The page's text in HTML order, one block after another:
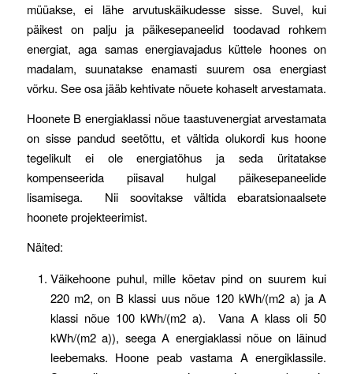
müüakse, ei lähe arvutuskäikudesse sisse. Suvel, kui
päikest on palju ja päikesepaneelid toodavad rohkem
energiat, aga samas energiavajadus küttele hoones on
madalam, suunatakse enamasti suurem osa energiast
võrku. See osa jääb kehtivate nõuete kohaselt arvestamata.
Hoonete B energiaklassi nõue taastuvenergiat arvestamata
on sisse pandud seetõttu, et vältida olukordi kus hoone
tegelikult ei ole energiatõhus ja seda üritatakse
kompenseerida piisaval hulgal päikesepaneelide
lisamisega. Nii soovitakse vältida ebaratsionaalsete
hoonete projekteerimist.
Näited:
Väikehoone puhul, mille köetav pind on suurem kui
220 m2, on B klassi uus nõue 120 kWh/(m2 a) ja A
klassi nõue 100 kWh/(m2 a). Vana A klass oli 50
kWh/(m2 a)), seega A energiaklassi nõue on läinud
leebemaks. Hoone peab vastama A energiklassile.